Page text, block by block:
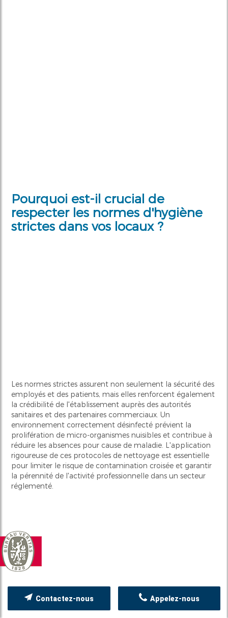
Pourquoi est-il crucial de
respecter les normes d'hygiène
strictes dans vos locaux ?
Les normes strictes assurent non seulement la sécurité des
employés et des patients, mais elles renforcent également
la crédibilité de l'établissement auprès des autorités
sanitaires et des partenaires commerciaux. Un
environnement correctement désinfecté prévient la
prolifération de micro-organismes nuisibles et contribue à
réduire les absences pour cause de maladie. L'application
rigoureuse de ces protocoles de nettoyage est essentielle
pour limiter le risque de contamination croisée et garantir
la pérennité de l'activité professionnelle dans un secteur
réglementé.
Appelez-nous
Contactez-nous